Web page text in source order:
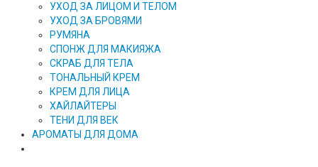
УХОД ЗА ЛИЦОМ И ТЕЛОМ
УХОД ЗА БРОВЯМИ
РУМЯНА
СПОНЖ ДЛЯ МАКИЯЖА
СКРАБ ДЛЯ ТЕЛА
ТОНАЛЬНЫЙ КРЕМ
КРЕМ ДЛЯ ЛИЦА
ХАЙЛАЙТЕРЫ
ТЕНИ ДЛЯ ВЕК
АРОМАТЫ ДЛЯ ДОМА